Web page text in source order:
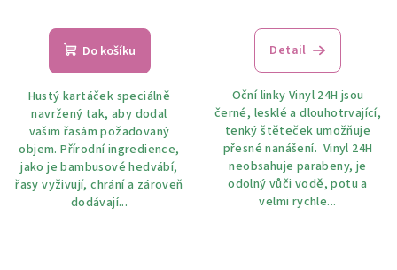
hodnocení
produktu
z
5
hvězdiček.
Do košíku
Hustý kartáček speciálně
navržený tak, aby dodal
vašim řasám požadovaný
objem. Přírodní ingredience,
jako je bambusové hedvábí,
řasy vyživují, chrání a zároveň
dodávají...
Detail
Oční linky Vinyl 24H jsou
černé, lesklé a dlouhotrvající,
tenký štěteček umožňuje
přesné nanášení. Vinyl 24H
neobsahuje parabeny, je
odolný vůči vodě, potu a
velmi rychle...